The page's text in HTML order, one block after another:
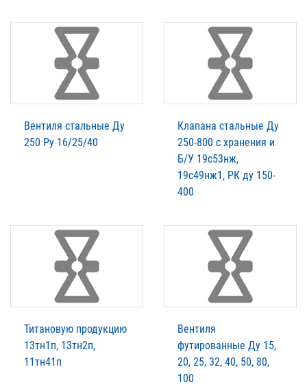
Вентиля стальные Ду
250 Ру 16/25/40
Клапана стальные Ду
250-800 с хранения и
Б/У 19с53нж,
19с49нж1, РК ду 150-
400
Титановую продукцию
13тн1п, 13тн2п,
11тн41п
Вентиля
футированные Ду 15,
20, 25, 32, 40, 50, 80,
100